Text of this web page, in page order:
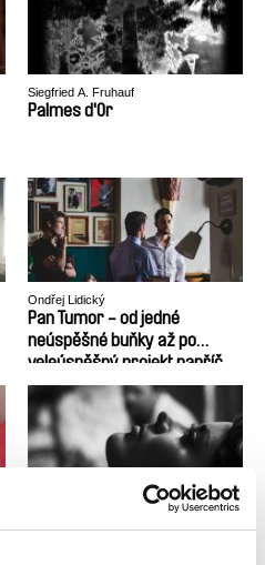
Siegfried A. Fruhauf
Palmes d'Or
Ondřej Lidický
Pan Tumor - od jedné
neúspěšné buňky až po
veleúspěšný projekt napříč
celým organismem
Panna zázračnica